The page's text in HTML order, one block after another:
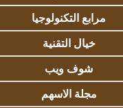
مرابع التكنولوجيا
خيال التقنية
شوف ويب
مجلة الاسهم